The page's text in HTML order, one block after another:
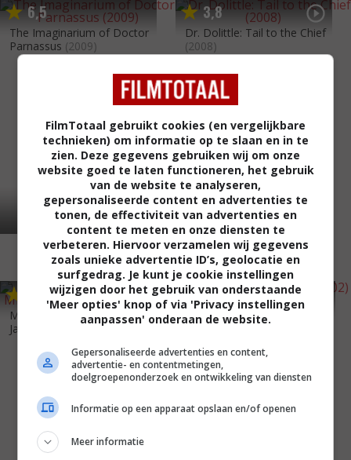
6,5
The Imaginarium of Doctor
Parnassus (2009)
3,8
Dr. Dolittle: Tail to the Chief
(2008)
Man in the Mirror: The Michael
Jackson S...
(2004)
5,3
Dead in a Heartbeat (2002)
FilmTotaal gebruikt cookies (en vergelijkbare
technieken) om informatie op te slaan en in te
zien. Deze gegevens gebruiken wij om onze
website goed te laten functioneren, het gebruik
van de website te analyseren,
gepersonaliseerde content en advertenties te
tonen, de effectiviteit van advertenties en
content te meten en onze diensten te
verbeteren. Hiervoor verzamelen wij gegevens
zoals unieke advertentie ID’s, geolocatie en
surfgedrag. Je kunt je cookie instellingen
wijzigen door het gebruik van onderstaande
'Meer opties' knop of via 'Privacy instellingen
aanpassen' onderaan de website.
Gepersonaliseerde advertenties en content,
advertentie- en contentmetingen,
doelgroepenonderzoek en ontwikkeling van diensten
Informatie op een apparaat opslaan en/of openen
Meer informatie